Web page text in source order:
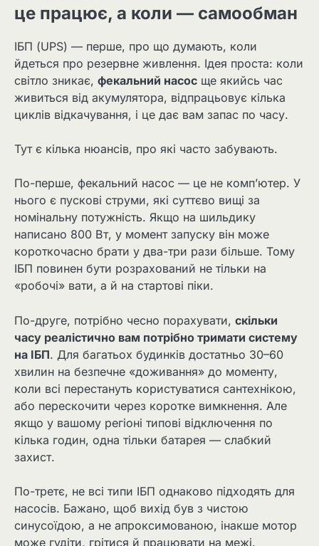
це працює, а коли — самообман
ІБП (UPS) — перше, про що думають, коли
йдеться про резервне живлення. Ідея проста: коли
світло зникає, фекальний насос ще якийсь час
живиться від акумулятора, відпрацьовує кілька
циклів відкачування, і це дає вам запас по часу.
Тут є кілька нюансів, про які часто забувають.
По-перше, фекальний насос — це не комп’ютер. У
нього є пускові струми, які суттєво вищі за
номінальну потужність. Якщо на шильдику
написано 800 Вт, у момент запуску він може
короткочасно брати у два-три рази більше. Тому
ІБП повинен бути розрахований не тільки на
«робочі» вати, а й на стартові піки.
По-друге, потрібно чесно порахувати, скільки
часу реалістично вам потрібно тримати систему
на ІБП. Для багатьох будинків достатньо 30–60
хвилин на безпечне «доживання» до моменту,
коли всі перестануть користуватися сантехнікою,
або перескочити через коротке вимкнення. Але
якщо у вашому регіоні типові відключення по
кілька годин, одна тільки батарея — слабкий
захист.
По-третє, не всі типи ІБП однаково підходять для
насосів. Бажано, щоб вихід був з чистою
синусоїдою, а не апроксимованою, інакше мотор
може гудіти, грітися й працювати на межі.